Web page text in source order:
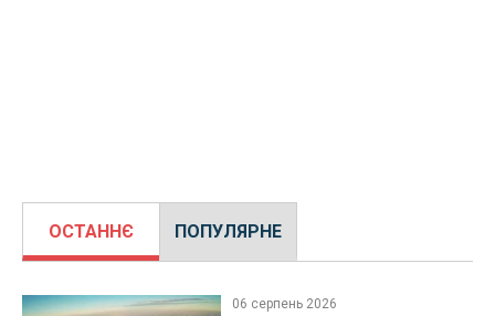
ОСТАННЄ ПОПУЛЯРНЕ
06 серпень 2026